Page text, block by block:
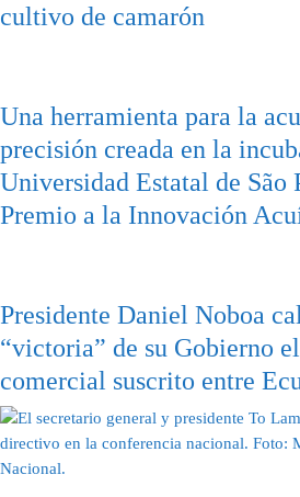
cultivo de camarón
Una herramienta para la
precisión creada en la
Universidad Estatal de São
Premio a la Innovación
Presidente Daniel Noboa
“victoria” de su Gobierno
comercial suscrito entre